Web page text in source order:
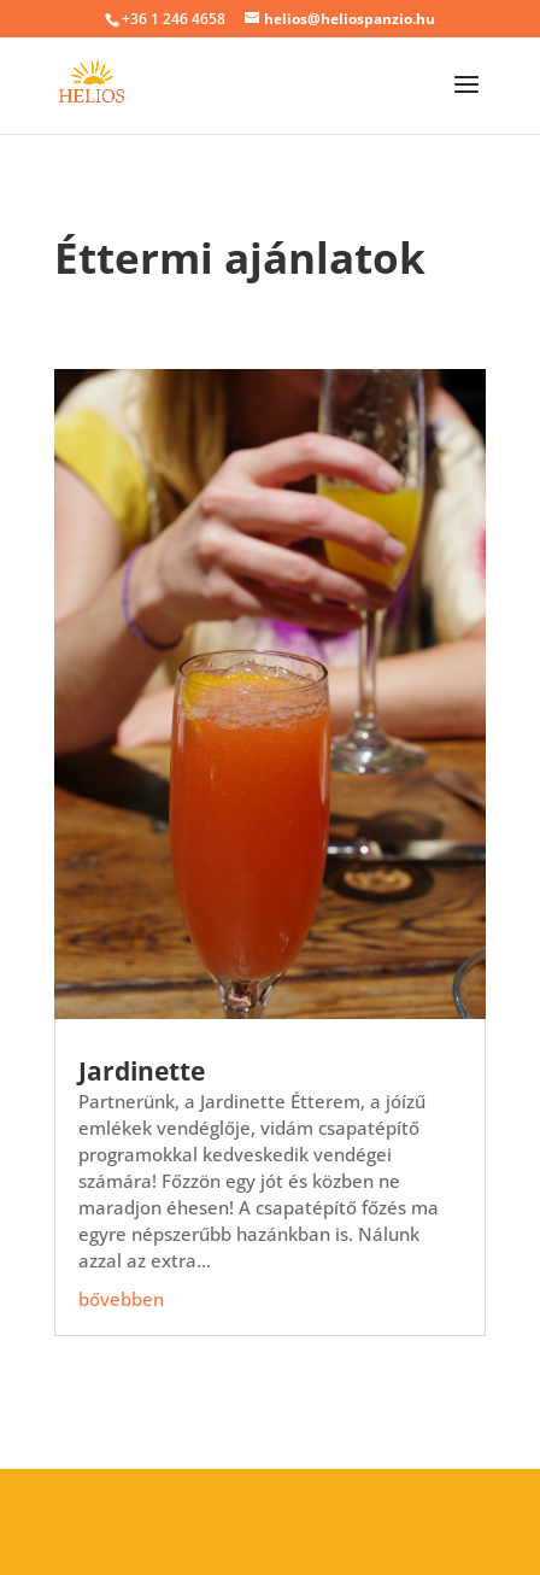
+36 1 246 4658 helios@heliospanzio.hu
Éttermi ajánlatok
Jardinette
Partnerünk, a Jardinette Étterem, a jóízű
emlékek vendéglője, vidám csapatépítő
programokkal kedveskedik vendégei
számára! Főzzön egy jót és közben ne
maradjon éhesen! A csapatépítő főzés ma
egyre népszerűbb hazánkban is. Nálunk
azzal az extra...
bővebben